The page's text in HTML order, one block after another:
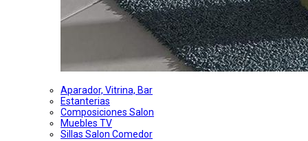
Aparador, Vitrina, Bar
Estanterias
Composiciones Salon
Muebles TV
Sillas Salon Comedor